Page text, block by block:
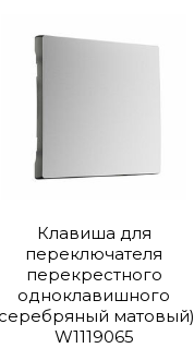
Клавиша для
переключателя
перекрестного
одноклавишного
матовый)
W1119065